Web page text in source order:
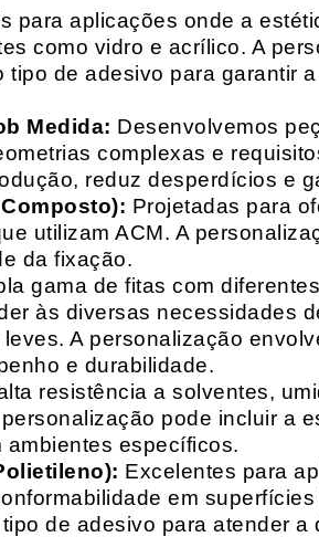
para aplicações onde a
como vidro e acrílico. A
de adesivo para garantir
Medida: Desenvolvemos
complexas e
reduz desperdícios e
Projetadas para
utilizam ACM. A
da fixação.
gama de fitas com
às diversas necessidades
A personalização
e durabilidade.
resistência a solventes,
pode incluir a
específicos.
Excelentes para
em
de adesivo para atender